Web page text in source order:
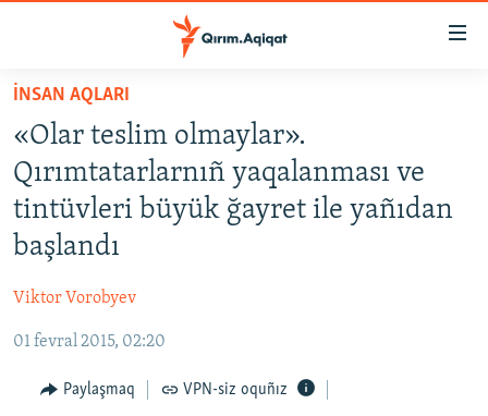
Esas
qaytmaq
Baş
navigatsiyağa
qaytmaq
Qıdıruvğa
HABERLER
İQTİSADİYAT
CEMİYET
İNSAN AQLARI
VİDEO
SÜRET
İNSAN AQLARI
«Olar teslim olmaylar».
Qırımtatarlarnıñ yaqalanması ve
tintüvleri büyük ğayret ile yañıdan
başlandı
Viktor Vorobyev
01 fevral 2015, 02:20
Paylaşmaq VPN-siz oquñız